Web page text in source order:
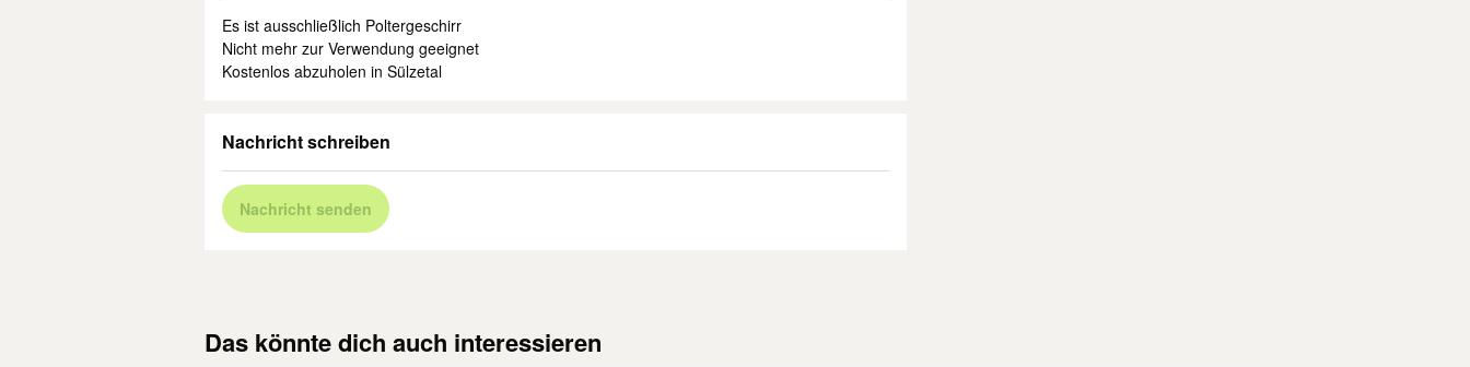
Es ist ausschließlich Poltergeschirr
Nicht mehr zur Verwendung geeignet
Kostenlos abzuholen in Sülzetal
Nachricht schreiben
Nachricht senden
Das könnte dich auch interessieren